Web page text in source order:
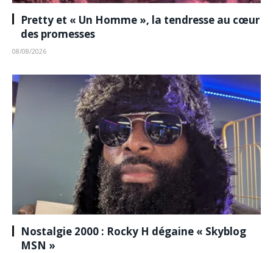
Pretty et « Un Homme », la tendresse au cœur
des promesses
08/08/2026
Nostalgie 2000 : Rocky H dégaine « Skyblog
MSN »